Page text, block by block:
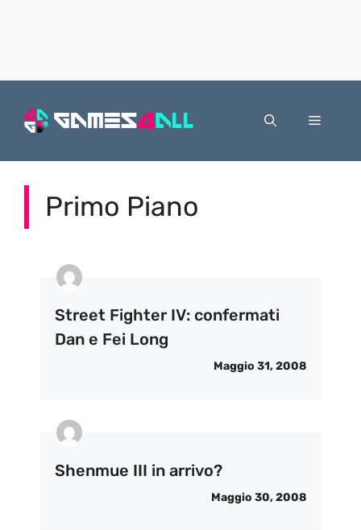
Menu
Primo Piano
Street Fighter IV: confermati
Dan e Fei Long
Maggio 31, 2008
Shenmue III in arrivo?
Maggio 30, 2008